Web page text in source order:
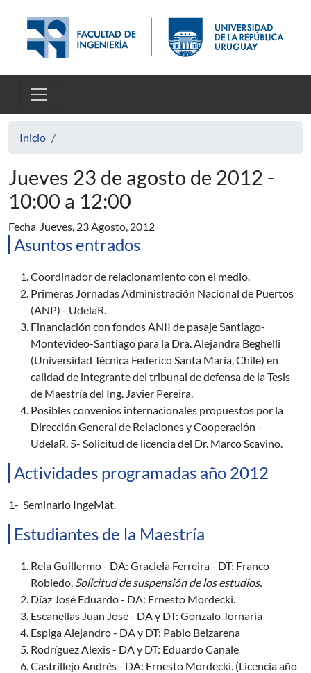
Inicio
Jueves 23 de agosto de 2012 -
10:00 a 12:00
Fecha Jueves, 23 Agosto, 2012
Asuntos entrados
Coordinador de relacionamiento con el medio.
Primeras Jornadas Administración Nacional de Puertos
(ANP) - UdelaR.
Financiación con fondos ANII de pasaje Santiago-
Montevideo-Santiago para la Dra. Alejandra Beghelli
(Universidad Técnica Federico Santa María, Chile) en
calidad de integrante del tribunal de defensa de la Tesis
de Maestría del Ing. Javier Pereira.
Posibles convenios internacionales propuestos por la
Dirección General de Relaciones y Cooperación -
UdelaR. 5- Solicitud de licencia del Dr. Marco Scavino.
Actividades programadas año 2012
1- Seminario IngeMat.
Estudiantes de la Maestría
Rela Guillermo - DA: Graciela Ferreira - DT: Franco
Robledo. Solicitud de suspensión de los estudios.
Díaz José Eduardo - DA: Ernesto Mordecki.
Escanellas Juan José - DA y DT: Gonzalo Tornaría
Espiga Alejandro - DA y DT: Pablo Belzarena
Rodríguez Alexis - DA y DT: Eduardo Canale
Castrillejo Andrés - DA: Ernesto Mordecki. (Licencia año